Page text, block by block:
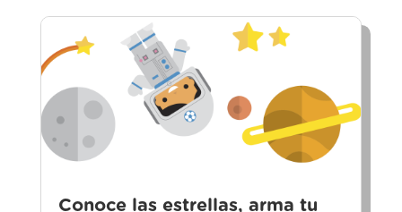
Conoce las estrellas, arma tu